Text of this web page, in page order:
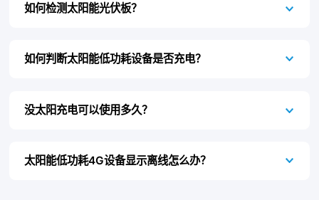
如何检测太阳能光伏板？
如何判断太阳能低功耗设备是否充电？
没太阳充电可以使用多久？
太阳能低功耗4G设备显示离线怎么办？